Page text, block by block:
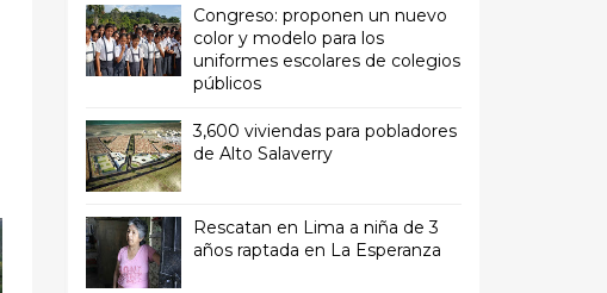
Congreso: proponen un nuevo
color y modelo para los
uniformes escolares de colegios
públicos
3,600 viviendas para pobladores
de Alto Salaverry
Rescatan en Lima a niña de 3
años raptada en La Esperanza